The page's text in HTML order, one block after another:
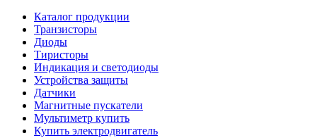
Каталог продукции
Транзисторы
Диоды
Тиристоры
Индикация и светодиоды
Устройства защиты
Датчики
Магнитные пускатели
Мультиметр купить
Купить электродвигатель